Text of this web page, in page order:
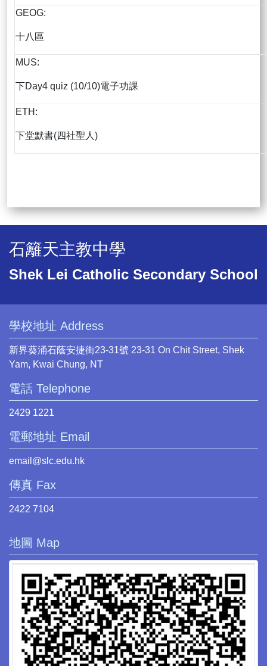
GEOG:
十八區
MUS:
下Day4 quiz (10/10)電子功課
ETH:
下堂默書(四社聖人)
石籬天主教中學
Shek Lei Catholic Secondary School
學校地址 Address
新界葵涌石蔭安捷街23-31號 23-31 On Chit Street, Shek
Yam, Kwai Chung, NT
電話 Telephone
2429 1221
電郵地址 Email
email@slc.edu.hk
傳真 Fax
2422 7104
地圖 Map